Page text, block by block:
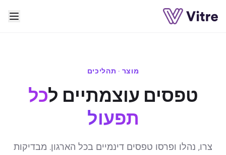
מוצר · תהליכים
טפסים עוצמתיים לכל
תפעול
צרו, נהלו ופרסו טפסים דינמיים בכל הארגון. מבדיקות